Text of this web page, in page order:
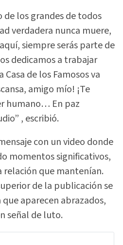
de los grandes de todos
verdadera nunca muere,
siempre serás parte de
dedicamos a trabajar
de los Famosos va
amigo mío! ¡Te
humano… En paz
, escribió.
con un video donde
momentos significativos,
relación que mantenían.
de la publicación se
aparecen abrazados,
señal de luto.